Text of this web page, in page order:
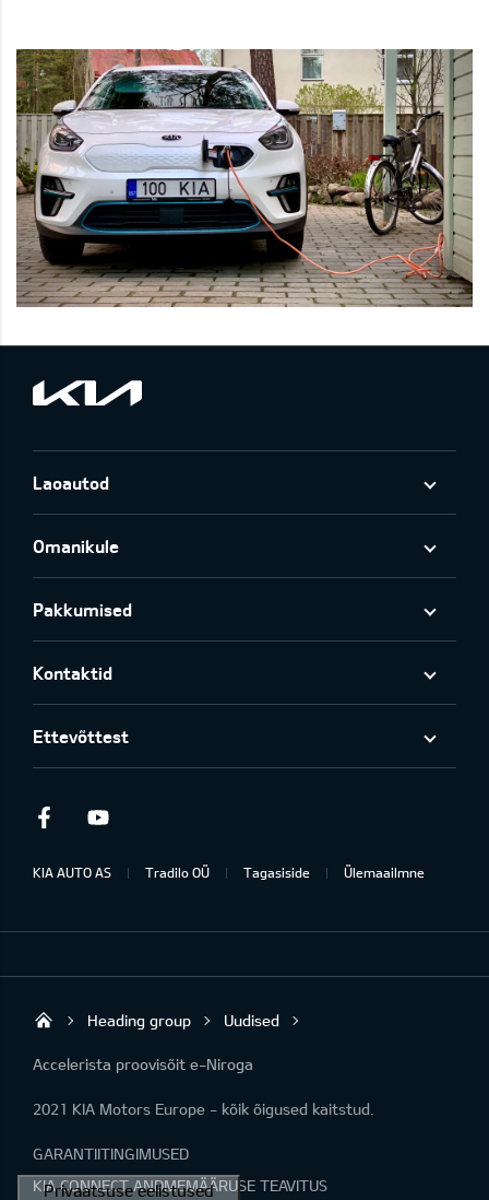
Laoautod
Omanikule
Pakkumised
Kontaktid
Ettevõttest
Facebook
KIA AUTO AS Tradilo OÜ Tagasiside Ülemaailmne
Tradilo OÜ
Heading group Uudised
Accelerista proovisõit e-Niroga
2021 KIA Motors Europe - kõik õigused kaitstud.
GARANTIITINGIMUSED
KIA CONNECT ANDMEMÄÄRUSE TEAVITUS